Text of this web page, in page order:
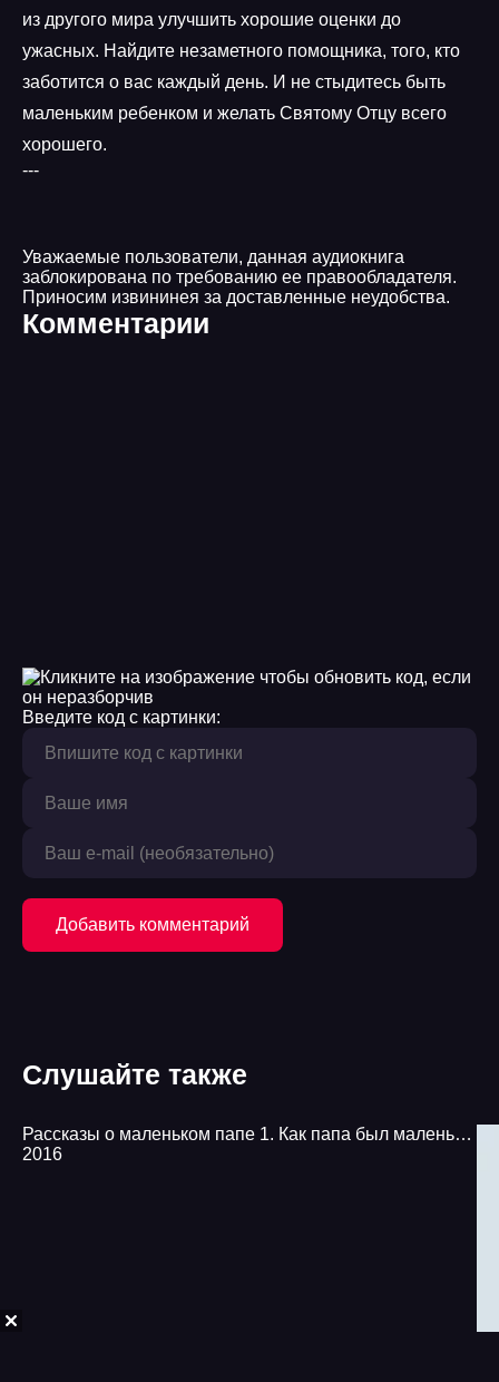
из другого мира улучшить хорошие оценки до
ужасных. Найдите незаметного помощника, того, кто
заботится о вас каждый день. И не стыдитесь быть
маленьким ребенком и желать Святому Отцу всего
хорошего.
---
Уважаемые пользователи, данная аудиокнига
заблокирована по требованию ее правообладателя.
Приносим извининея за доставленные неудобства.
Комментарии
Введите код с картинки:
Добавить комментарий
Слушайте также
Рассказы о маленьком папе 1. Как папа был маленьким - Александр Раскин
2016